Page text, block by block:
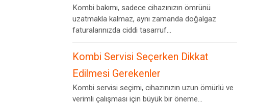
Kombi bakımı, sadece cihazınızın ömrünü
uzatmakla kalmaz, aynı zamanda doğalgaz
faturalarınızda ciddi tasarruf...
Kombi Servisi Seçerken Dikkat
Edilmesi Gerekenler
Kombi servisi seçimi, cihazınızın uzun ömürlü ve
verimli çalışması için büyük bir öneme...